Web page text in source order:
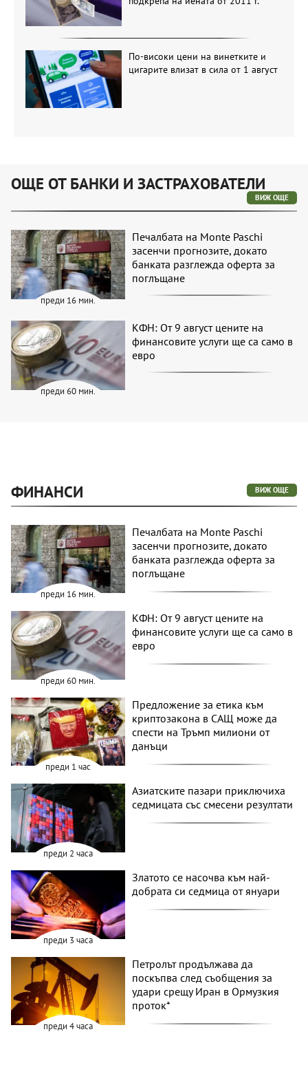
По-високи цени на винетките и
цигарите влизат в сила от 1 август
ОЩЕ ОТ БАНКИ И ЗАСТРАХОВАТЕЛИ
ВИЖ ОЩЕ
преди 16 мин.
Печалбата на Monte Paschi
засенчи прогнозите, докато
банката разглежда оферта за
поглъщане
преди 60 мин.
КФН: От 9 август цените на
финансовите услуги ще са само в
евро
ФИНАНСИ ВИЖ ОЩЕ
преди 16 мин.
Печалбата на Monte Paschi
засенчи прогнозите, докато
банката разглежда оферта за
поглъщане
преди 60 мин.
КФН: От 9 август цените на
финансовите услуги ще са само в
евро
преди 1 час
Предложение за етика към
криптозакона в САЩ може да
спести на Тръмп милиони от
данъци
преди 2 часа
Азиатските пазари приключиха
седмицата със смесени резултати
преди 3 часа
Златото се насочва към най-
добрата си седмица от януари
преди 4 часа
Петролът продължава да
поскъпва след съобщения за
удари срещу Иран в Ормузкия
проток*